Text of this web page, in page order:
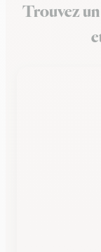
Trouvez